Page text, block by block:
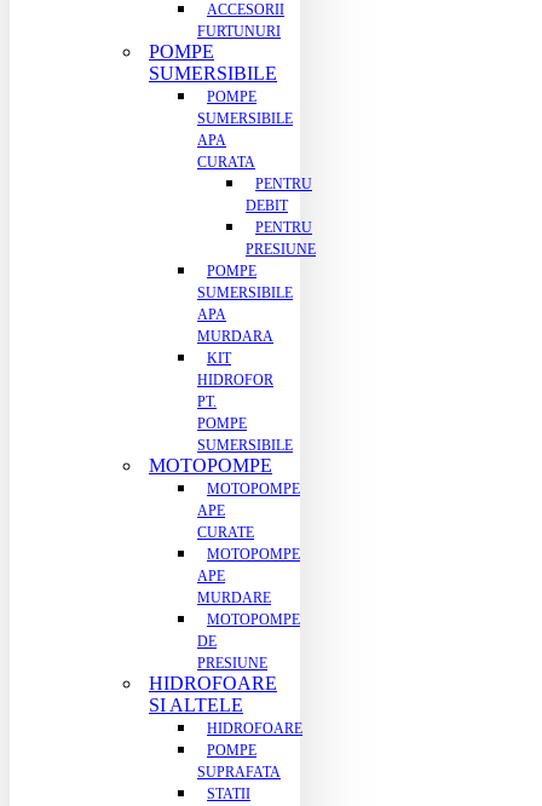
ACCESORII
FURTUNURI
POMPE
SUMERSIBILE
POMPE
SUMERSIBILE
APA
CURATA
PENTRU
DEBIT
PENTRU
PRESIUNE
POMPE
SUMERSIBILE
APA
MURDARA
KIT
HIDROFOR
PT.
POMPE
SUMERSIBILE
MOTOPOMPE
MOTOPOMPE
APE
CURATE
MOTOPOMPE
APE
MURDARE
MOTOPOMPE
DE
PRESIUNE
HIDROFOARE
SI ALTELE
HIDROFOARE
POMPE
SUPRAFATA
STATII